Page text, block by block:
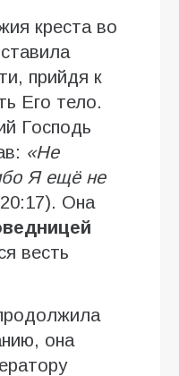
креста во
прийдя к
Его тело.
Господь
«Не
Я ещё не
Она
весть
она